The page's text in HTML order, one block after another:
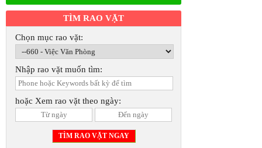
TÌM RAO VẶT
Chọn mục rao vặt:
Nhập rao vặt muốn tìm:
hoặc Xem rao vặt theo ngày: